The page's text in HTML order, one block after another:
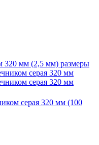
серая 320 мм (100